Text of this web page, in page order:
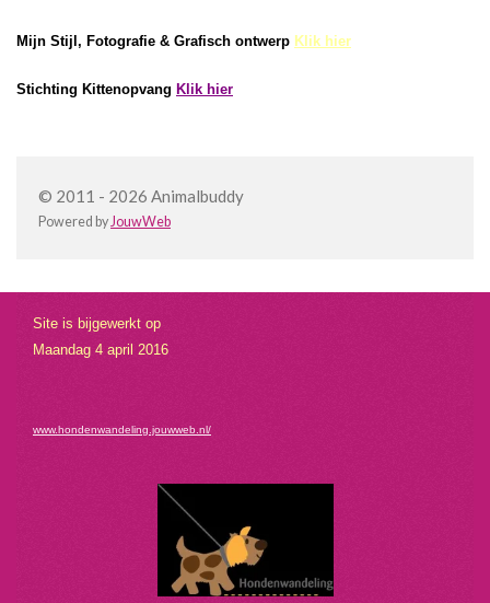
Mijn Stijl, Fotografie & Grafisch ontwerp Klik hier
Stichting Kittenopvang Klik hier
© 2011 - 2026 Animalbuddy
Powered byJouwWeb
Site is bijgewerkt op
Maandag 4 april 2016
www.hondenwandeling.jouwweb.nl/